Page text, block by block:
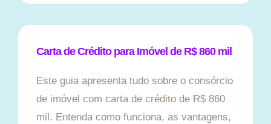
Carta de Crédito para Imóvel de R$ 860 mil
Este guia apresenta tudo sobre o consórcio
de imóvel com carta de crédito de R$ 860
mil. Entenda como funciona, as vantagens,